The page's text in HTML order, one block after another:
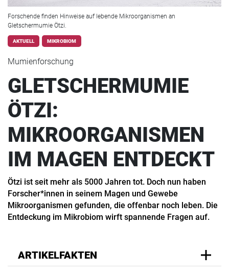
Forschende finden Hinweise auf lebende Mikroorganismen an
Gletschermumie Ötzi.
AKTUELL MIKROBIOM
Mumienforschung
GLETSCHERMUMIE
ÖTZI:
MIKROORGANISMEN
IM MAGEN ENTDECKT
Ötzi ist seit mehr als 5000 Jahren tot. Doch nun haben
Forscher*innen in seinem Magen und Gewebe
Mikroorganismen gefunden, die offenbar noch leben. Die
Entdeckung im Mikrobiom wirft spannende Fragen auf.
ARTIKELFAKTEN